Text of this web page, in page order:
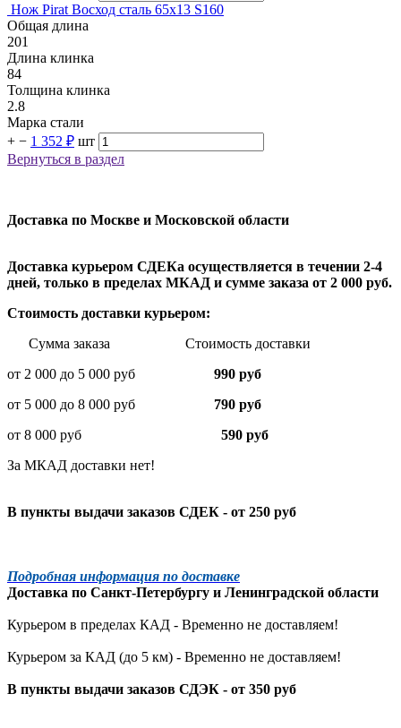
Нож Pirat Восход сталь 65х13 S160
Общая длина
201
Длина клинка
84
Толщина клинка
2.8
Марка стали
+ − 1 352 ₽ шт
Вернуться в раздел
Доставка по Москве и Московской области
Доставка курьером СДЕКа осуществляется в течении 2-4
дней, только в пределах МКАД и сумме заказа от 2 000 руб.
Стоимость доставки курьером:
Сумма заказа Стоимость доставки
от 2 000 до 5 000 руб
990 руб
от 5 000 до 8 000 руб 790 руб
от 8 000 руб 590 руб
За МКАД доставки нет!
В пункты выдачи заказов СДЕК - от 250 руб
Подробная информация по доставке
Доставка по Санкт-Петербургу и Ленинградской области
Курьером в пределах КАД - Временно не доставляем!
Курьером за КАД (до 5 км) - Временно не доставляем!
В пункты выдачи заказов СДЭК - от 350 руб